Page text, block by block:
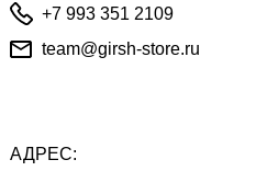
+7 993 351 2109
АДРЕС:
team@girsh-store.ru